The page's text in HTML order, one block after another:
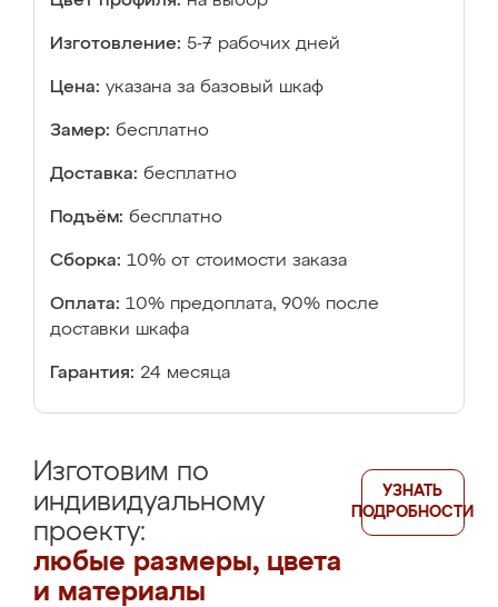
Изготовление: 5-7 рабочих дней
Цена: указана за базовый шкаф
Замер: бесплатно
Доставка: бесплатно
Подъём: бесплатно
Сборка: 10% от стоимости заказа
Оплата: 10% предоплата, 90% после
доставки шкафа
Гарантия: 24 месяца
Изготовим по
индивидуальному
проекту:
любые размеры, цвета
и материалы
УЗНАТЬ
ПОДРОБНОСТИ